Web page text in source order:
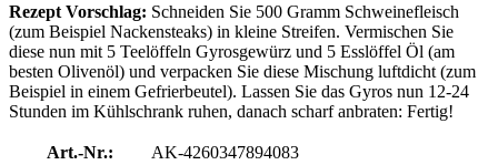
Rezept Vorschlag: Schneiden Sie 500 Gramm Schweinefleisch
(zum Beispiel Nackensteaks) in kleine Streifen. Vermischen Sie
diese nun mit 5 Teelöffeln Gyrosgewürz und 5 Esslöffel Öl (am
besten Olivenöl) und verpacken Sie diese Mischung luftdicht (zum
Beispiel in einem Gefrierbeutel). Lassen Sie das Gyros nun 12-24
Stunden im Kühlschrank ruhen, danach scharf anbraten: Fertig!
Art.-Nr.:
AK-4260347894083